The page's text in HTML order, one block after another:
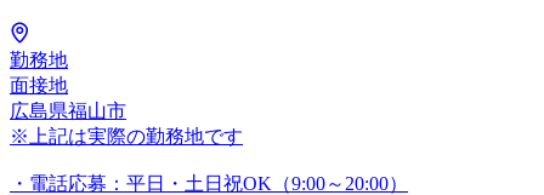
勤務地
面接地
広島県福山市
※上記は実際の勤務地です
・電話応募：平日・土日祝OK（9:00～20:00）